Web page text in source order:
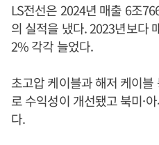
LS전선은 2024년 매출 6조
의 실적을 냈다. 2023년보다
2% 각각 늘었다.
초고압 케이블과 해저 케이
로 수익성이 개선됐고 북미·
다.